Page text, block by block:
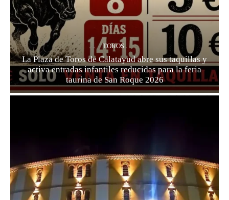
TOROS
La Plaza de Toros de Calatayud abre sus taquillas y
activa entradas infantiles reducidas para la feria
taurina de San Roque 2026